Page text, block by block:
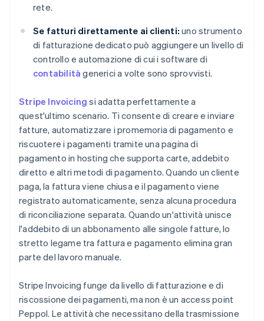
rete.
Se fatturi direttamente ai clienti: uno strumento
di fatturazione dedicato può aggiungere un livello di
controllo e automazione di cui i software di
contabilità generici a volte sono sprovvisti.
Stripe Invoicing si adatta perfettamente a
quest'ultimo scenario. Ti consente di creare e inviare
fatture, automatizzare i promemoria di pagamento e
riscuotere i pagamenti tramite una pagina di
pagamento in hosting che supporta carte, addebito
diretto e altri metodi di pagamento. Quando un cliente
paga, la fattura viene chiusa e il pagamento viene
registrato automaticamente, senza alcuna procedura
di riconciliazione separata. Quando un'attività unisce
l'addebito di un abbonamento alle singole fatture, lo
stretto legame tra fattura e pagamento elimina gran
parte del lavoro manuale.
Stripe Invoicing funge da livello di fatturazione e di
riscossione dei pagamenti, ma non è un access point
Peppol. Le attività che necessitano della trasmissione